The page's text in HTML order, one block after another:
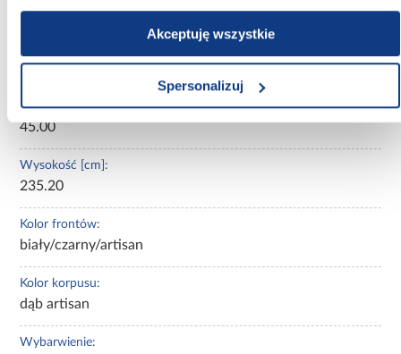
Akceptuję wszystkie
Spersonalizuj
Nie
100.00
Głębokość [cm]:
45.00
Wysokość [cm]:
235.20
Kolor frontów:
biały/czarny/artisan
Kolor korpusu:
dąb artisan
Wybarwienie: